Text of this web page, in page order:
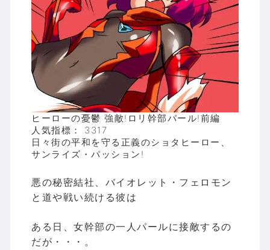
ヒーローの憂鬱 強敵!ロリ幹部パール!前編
人気指標： 3317
日々街の平和を守る正義のショタヒーロー、
サンライズ・パッション!
悪の秘密結社、バイオレット・フェロモン
と道や戦い続ける彼は
ある日、女幹部の一人パールに接敵するの
だが・・・。